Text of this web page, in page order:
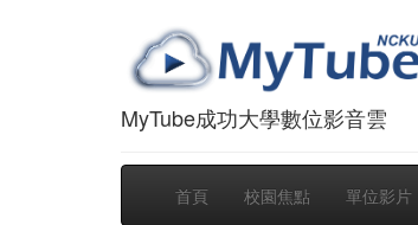
MyTube成功大學數位影音雲
首頁 校園焦點 單位影片